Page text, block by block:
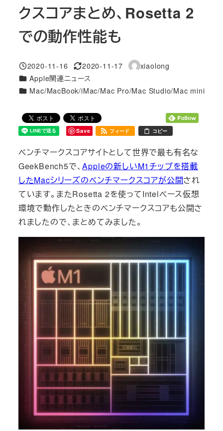
クスコアまとめ、Rosetta 2
での動作性能も
投稿日
2020-11-16
更新日
2020-11-17
著
xiaolong
カテゴリー
Apple関連ニュース
カテゴリー
Mac/MacBook/iMac/Mac Pro/Mac Studio/Mac mini
Save フィード コピー
ベンチマークスコアサイトとして世界で最も有名な
GeekBench5で、Appleの新しいM1チップを搭載
したMacシリーズのベンチマークスコアが公開され
ています。またRosetta 2を使ってIntelベース仮想
環境で動作したときのベンチマークスコアも公開さ
れましたので、まとめてみました。